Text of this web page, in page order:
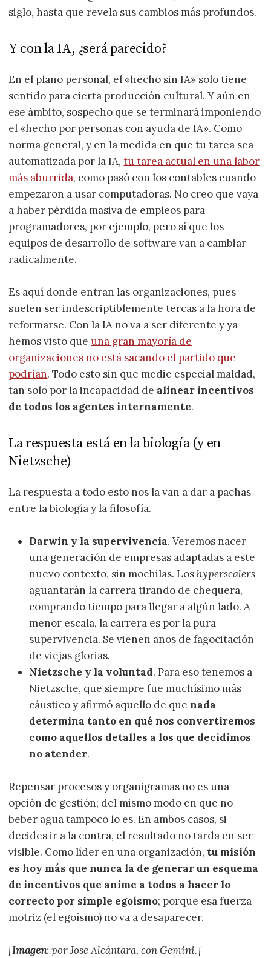
siglo, hasta que revela sus cambios más profundos.
Y con la IA, ¿será parecido?
En el plano personal, el «hecho sin IA» solo tiene
sentido para cierta producción cultural. Y aún en
ese ámbito, sospecho que se terminará imponiendo
el «hecho por personas con ayuda de IA». Como
norma general, y en la medida en que tu tarea sea
automatizada por la IA,tu tarea actual en una labor
más aburrida, como pasó con los contables cuando
empezaron a usar computadoras. No creo que vaya
a haber pérdida masiva de empleos para
programadores, por ejemplo, pero sí que los
equipos de desarrollo de software van a cambiar
radicalmente.
Es aquí donde entran las organizaciones, pues
suelen ser indescriptiblemente tercas a la hora de
reformarse. Con la IA no va a ser diferente y ya
hemos visto que una gran mayoría de
organizaciones no está sacando el partido que
podrían. Todo esto sin que medie especial maldad,
tan solo por la incapacidad de alinear incentivos
de todos los agentes internamente.
La respuesta está en la biología (y en
Nietzsche)
La respuesta a todo esto nos la van a dar a pachas
entre la biología y la filosofía.
Darwin y la supervivencia. Veremos nacer
una generación de empresas adaptadas a este
nuevo contexto, sin mochilas. Los hyperscalers
aguantarán la carrera tirando de chequera,
comprando tiempo para llegar a algún lado. A
menor escala, la carrera es por la pura
supervivencia. Se vienen años de fagocitación
de viejas glorias.
Nietzsche y la voluntad. Para eso tenemos a
Nietzsche, que siempre fue muchísimo más
cáustico y afirmó aquello de quenada
determina tanto en qué nos convertiremos
como aquellos detalles a los que decidimos
no atender.
Repensar procesos y organigramas no es una
opción de gestión; del mismo modo en que no
beber agua tampoco lo es. En ambos casos, si
decides ir a la contra, el resultado no tarda en ser
visible. Como líder en una organización, tu misión
es hoy más que nunca la de generar un esquema
de incentivos que anime a todos a hacer lo
correcto por simple egoísmo; porque esa fuerza
motriz (el egoísmo) no va a desaparecer.
[Imagen: por Jose Alcántara, con Gemini.]